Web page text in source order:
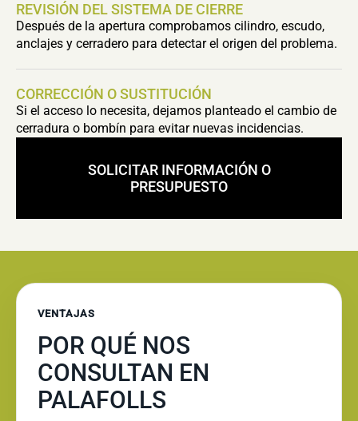
REVISIÓN DEL SISTEMA DE CIERRE
Después de la apertura comprobamos cilindro, escudo,
anclajes y cerradero para detectar el origen del problema.
CORRECCIÓN O SUSTITUCIÓN
Si el acceso lo necesita, dejamos planteado el cambio de
cerradura o bombín para evitar nuevas incidencias.
SOLICITAR INFORMACIÓN O
PRESUPUESTO
VENTAJAS
POR QUÉ NOS
CONSULTAN EN
PALAFOLLS